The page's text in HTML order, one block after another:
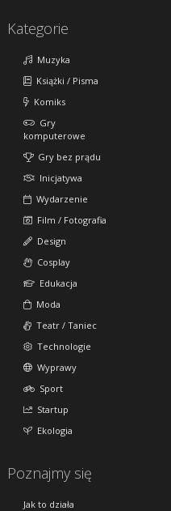
Kategorie
Muzyka
Książki / Pisma
Komiks
Gry
komputerowe
Gry bez prądu
Inicjatywa
Wydarzenie
Film / Fotografia
Design
Cosplay
Edukacja
Moda
Teatr / Taniec
Technologie
Wyprawy
Sport
Startup
Ekologia
Poznajmy się
Jak to działa